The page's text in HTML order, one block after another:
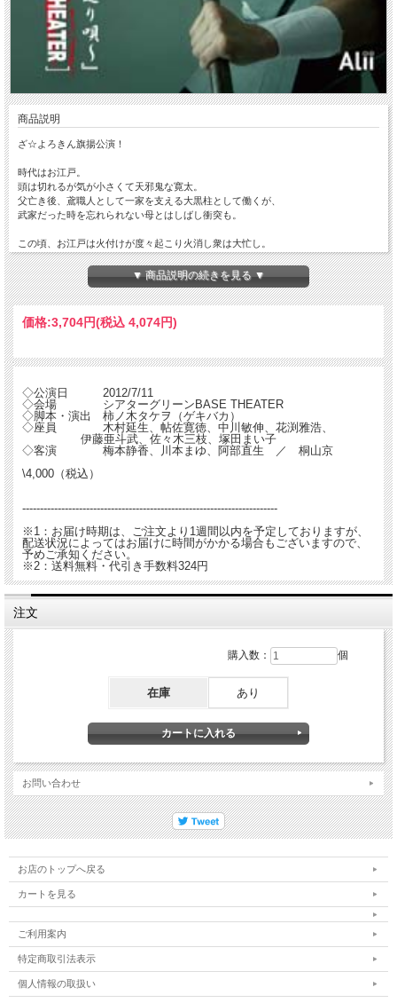
商品説明
ざ☆よろきん旗揚公演！
時代はお江戸。
頭は切れるが気が小さくて天邪鬼な寛太。
父亡き後、鳶職人として一家を支える大黒柱として働くが、
武家だった時を忘れられない母とはしばし衝突も。
この頃、お江戸は火付けが度々起こり火消し衆は大忙し。
一方、寛太の初恋の相手、小夜がお手伝いとして現れる。
気持ちを素直に表せない寛太は、小夜に辛く当たってしまう。
そんな中、火付けの下手人が小夜を連れ去ってしまう！
どうする寛太！？
平成の世に贈る、人情時代劇エンターテイメント!
DVDワイドスクリーン(16：9)
▼ 商品説明の続きを見る ▼
価格:3,704円(税込 4,074円)
◇公演日　　　2012/7/11
◇会場　　　　シアターグリーンBASE THEATER
◇脚本・演出　柿ノ木タケヲ（ゲキバカ）
◇座員　　　　木村延生、帖佐寛徳、中川敏伸、花渕雅浩、
◇客演　　　　梅本静香、川本まゆ、阿部直生　／　桐山京
------------------------------------------------------------------------
※1：お届け時期は、ご注文より1週間以内を予定しておりますが、
配送状況によってはお届けに時間がかかる場合もございますので、
予めご承知ください。
※2：送料無料・代引き手数料324円
注文
購入数： 個
在庫 あり
お問い合わせ
お店のトップへ戻る
カートを見る
ご利用案内
特定商取引法表示
個人情報の取扱い